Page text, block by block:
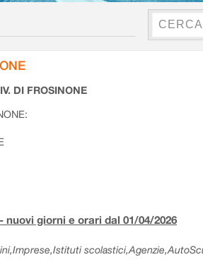
DI FROSINONE
giorni e orari dal 01/04/2026